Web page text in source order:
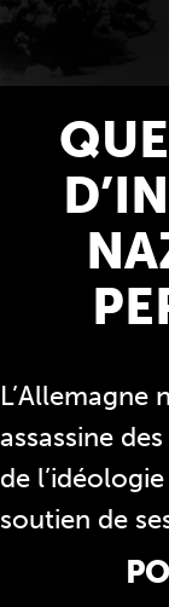
L’Allemagne
assassine
de
soutien de